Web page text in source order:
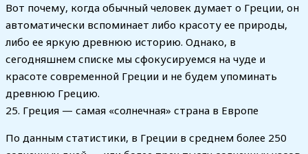
Вот почему, когда обычный человек думает о Греции, он
автоматически вспоминает либо красоту ее природы,
либо ее яркую древнюю историю. Однако, в
сегодняшнем списке мы сфокусируемся на чуде и
красоте современной Греции и не будем упоминать
древнюю Грецию.
25. Греция — самая «солнечная» страна в Европе
По данным статистики, в Греции в среднем более 250